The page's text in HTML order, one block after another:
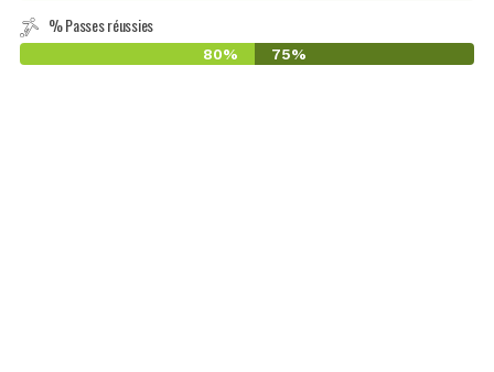
% Passes réussies
80% 75%